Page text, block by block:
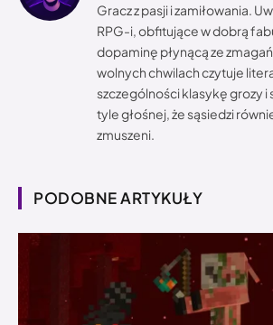
Gracz z pasji i zamiłowania.
RPG-i, obfitujące w dobrą
dopaminę płynącą ze
wolnych chwilach czytuje
szczególności klasykę grozy i
tyle głośnej, że sąsiedzi
zmuszeni.
PODOBNE ARTYKUŁY